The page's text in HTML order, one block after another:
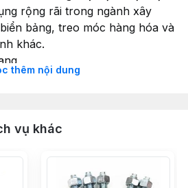
rộng rãi trong ngành xây
bảng, treo móc hàng hóa và
khác.
chịu lực 10ly , khoang lỗ 16 ly
hiệu M8
ký hiệu M6
thêm nội dung
vụ khác